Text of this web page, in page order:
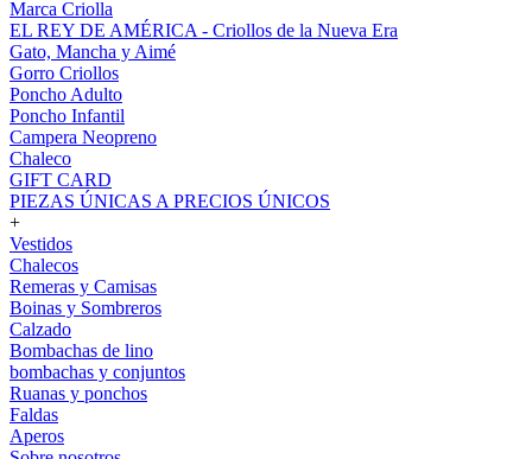
Marca Criolla
EL REY DE AMÉRICA - Criollos de la Nueva Era
Gato, Mancha y Aimé
Gorro Criollos
Poncho Adulto
Poncho Infantil
Campera Neopreno
Chaleco
GIFT CARD
PIEZAS ÚNICAS A PRECIOS ÚNICOS
+
Vestidos
Chalecos
Remeras y Camisas
Boinas y Sombreros
Calzado
Bombachas de lino
bombachas y conjuntos
Ruanas y ponchos
Faldas
Aperos